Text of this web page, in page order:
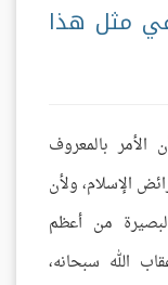
مثل هذا
الأمر بالمعروف
الإسلام، ولأن
من أعظم
الله سبحانه،